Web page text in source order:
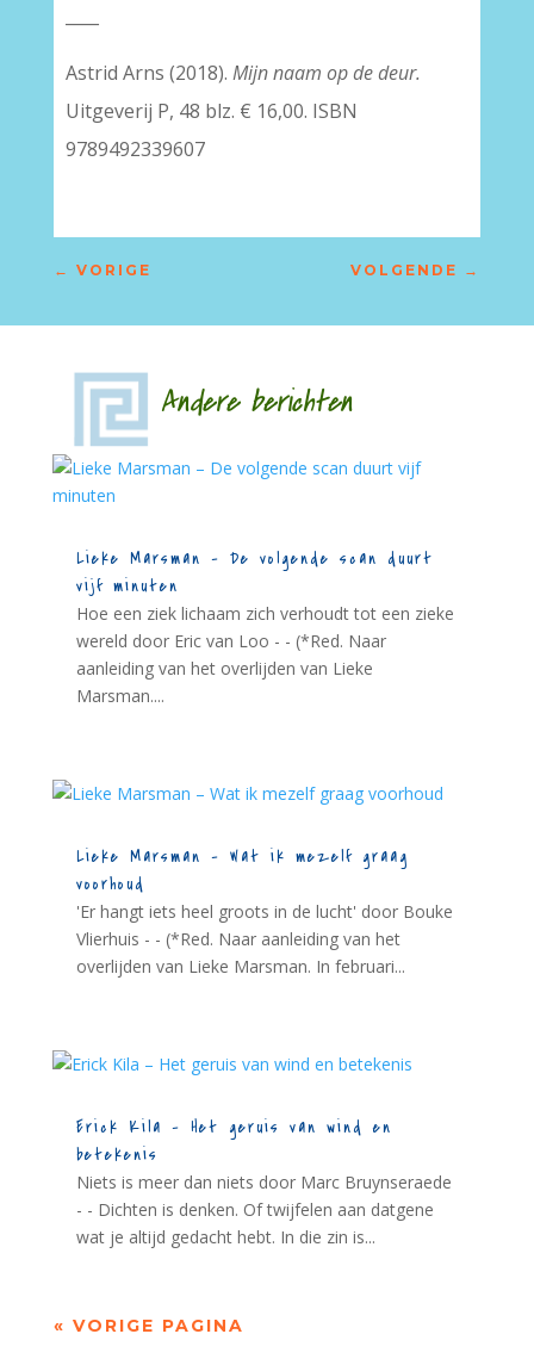
Astrid Arns (2018). Mijn naam op de deur.
Uitgeverij P, 48 blz. € 16,00. ISBN
9789492339607
← VORIGE VOLGENDE →
Andere berichten
Lieke Marsman – De volgende scan duurt
vijf minuten
Hoe een ziek lichaam zich verhoudt tot een zieke
wereld door Eric van Loo - - (*Red. Naar
aanleiding van het overlijden van Lieke
Marsman....
Lieke Marsman – Wat ik mezelf graag
voorhoud
'Er hangt iets heel groots in de lucht' door Bouke
Vlierhuis - - (*Red. Naar aanleiding van het
overlijden van Lieke Marsman. In februari...
Erick Kila – Het geruis van wind en
betekenis
Niets is meer dan niets door Marc Bruynseraede
- - Dichten is denken. Of twijfelen aan datgene
wat je altijd gedacht hebt. In die zin is...
« VORIGE PAGINA